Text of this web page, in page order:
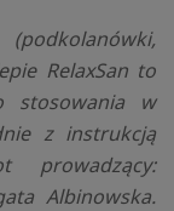
RelaxSan to
stosowania w
z instrukcją
prowadzący:
Albinowska.